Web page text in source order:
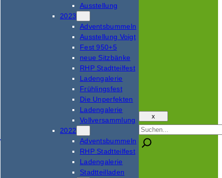
Ausstellung
2023
Adventsbummeln
Ausstellung Voigt
Fest 950+5
neue Sitzbänke
RHP Stadtteilfest
Ladengalerie
Frühlingsfest
Die Unperfekten
Ladengalerie
Vollversammlung
2022
Adventsbummeln
RHP Stadtteilfest
Ladengalerie
Stadtteilladen
x
Suchen